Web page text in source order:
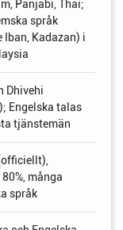
Panjabi, Thai;
språk
Iban, Kadazan) i
Dhivehi
Engelska talas
tjänstemän
många
språk